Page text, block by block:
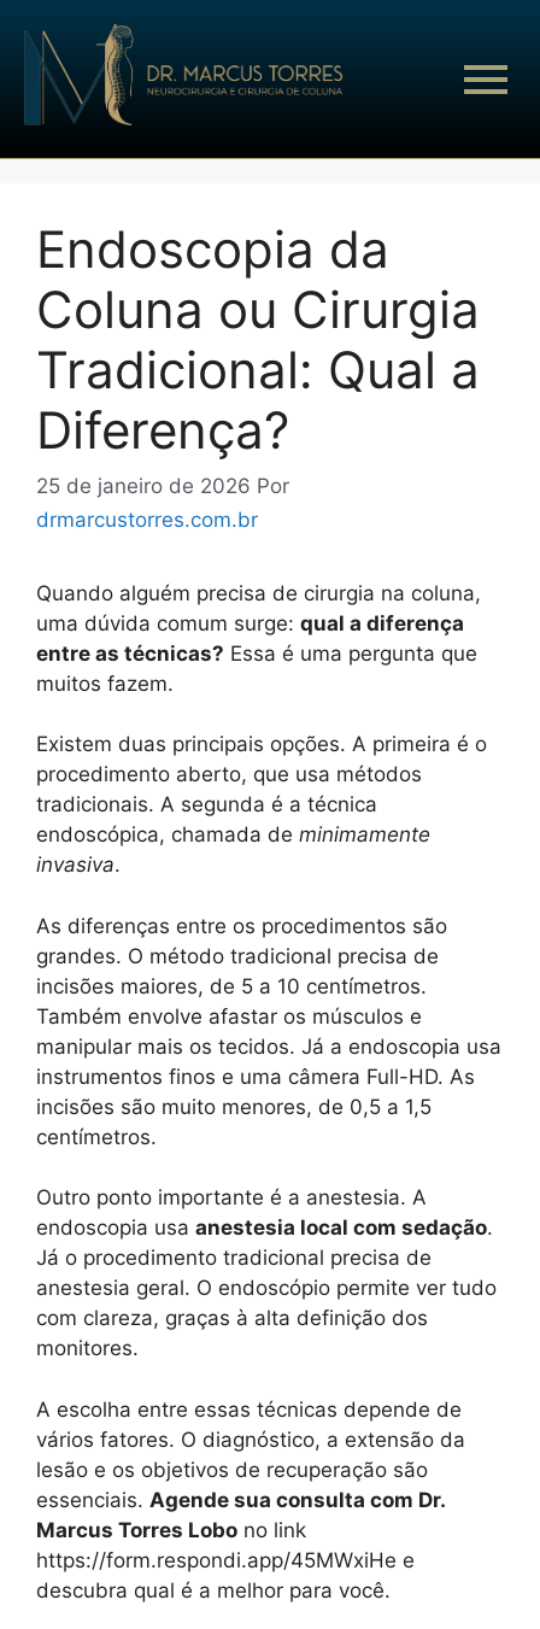
Endoscopia da
Coluna ou Cirurgia
Tradicional: Qual a
Diferença?
25 de janeiro de 2026 Por
drmarcustorres.com.br
Quando alguém precisa de cirurgia na coluna,
uma dúvida comum surge: qual a diferença
entre as técnicas? Essa é uma pergunta que
muitos fazem.
Existem duas principais opções. A primeira é o
procedimento aberto, que usa métodos
tradicionais. A segunda é a técnica
endoscópica, chamada de minimamente
invasiva.
As diferenças entre os procedimentos são
grandes. O método tradicional precisa de
incisões maiores, de 5 a 10 centímetros.
Também envolve afastar os músculos e
manipular mais os tecidos. Já a endoscopia usa
instrumentos finos e uma câmera Full-HD. As
incisões são muito menores, de 0,5 a 1,5
centímetros.
Outro ponto importante é a anestesia. A
endoscopia usa anestesia local com sedação.
Já o procedimento tradicional precisa de
anestesia geral. O endoscópio permite ver tudo
com clareza, graças à alta definição dos
monitores.
A escolha entre essas técnicas depende de
vários fatores. O diagnóstico, a extensão da
lesão e os objetivos de recuperação são
essenciais. Agende sua consulta com Dr.
Marcus Torres Lobo no link
https://form.respondi.app/45MWxiHe e
descubra qual é a melhor para você.